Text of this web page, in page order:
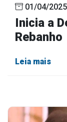
01/04/2025
Inicia a
Rebanho
Leia mais